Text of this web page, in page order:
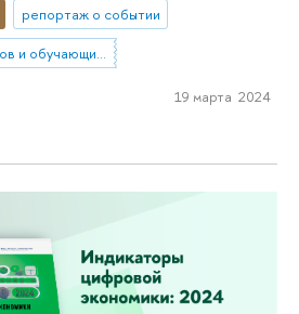
репортаж о событии
конференция работников и обучающихся НИУ ВШЭ
19 марта 2024